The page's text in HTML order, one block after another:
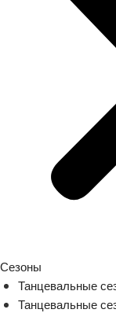
Сезоны
Танцевальные
Танцевальные